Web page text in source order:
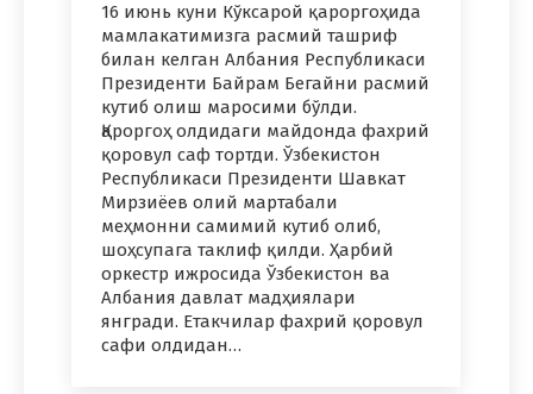
16 июнь куни Кўксарой қароргоҳида
мамлакатимизга расмий ташриф
билан келган Албания Республикаси
Президенти Байрам Бегайни расмий
кутиб олиш маросими бўлди.
Қароргоҳ олдидаги майдонда фахрий
қоровул саф тортди. Ўзбекистон
Республикаси Президенти Шавкат
Мирзиёев олий мартабали
меҳмонни самимий кутиб олиб,
шоҳсупага таклиф қилди. Ҳарбий
оркестр ижросида Ўзбекистон ва
Албания давлат мадҳиялари
янгради. Етакчилар фахрий қоровул
сафи олдидан…